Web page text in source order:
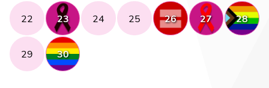
22 23 24 25 26 27 28
29 30